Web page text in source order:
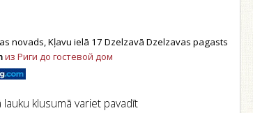
novads, Kļavu ielā 17 Dzelzavā Dzelzavas pagasts
из Риги до гостевой дом
klusumā variet pavadīt